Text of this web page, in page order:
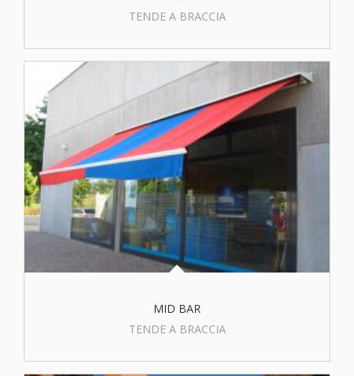
TENDE A BRACCIA
MID BAR
TENDE A BRACCIA